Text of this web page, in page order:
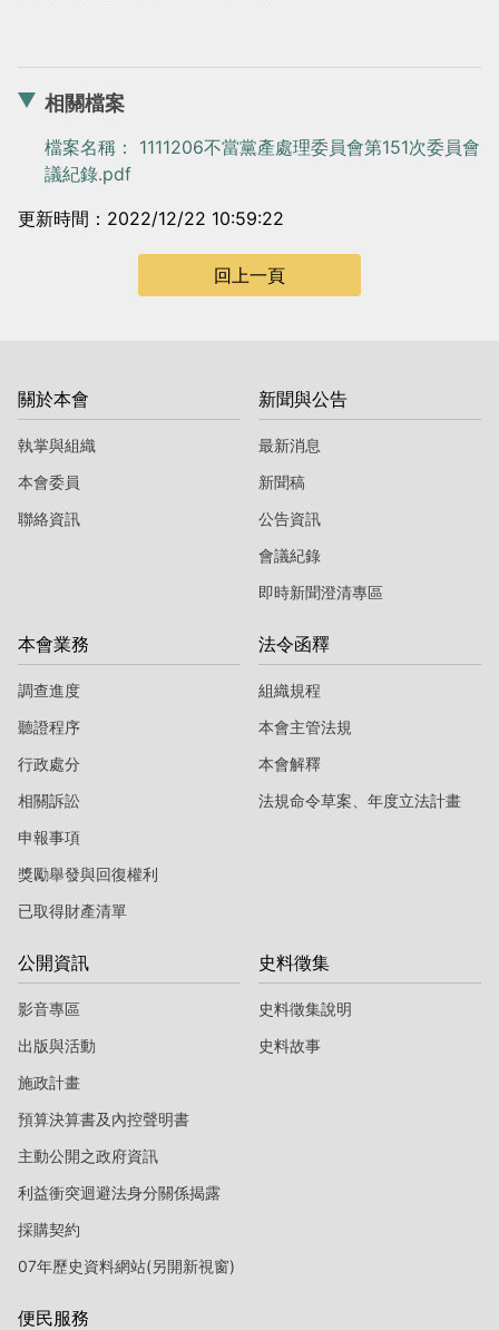
相關檔案
檔案名稱： 1111206不當黨產處理委員會第151次委員會
議紀錄.pdf
更新時間：2022/12/22 10:59:22
回上一頁
關於本會
執掌與組織
本會委員
聯絡資訊
新聞與公告
最新消息
新聞稿
公告資訊
會議紀錄
即時新聞澄清專區
本會業務
調查進度
聽證程序
行政處分
相關訴訟
申報事項
獎勵舉發與回復權利
已取得財產清單
法令函釋
組織規程
本會主管法規
本會解釋
法規命令草案、年度立法計畫
公開資訊
影音專區
出版與活動
施政計畫
預算決算書及內控聲明書
主動公開之政府資訊
利益衝突迴避法身分關係揭露
採購契約
07年歷史資料網站(另開新視窗)
史料徵集
史料徵集說明
史料故事
便民服務